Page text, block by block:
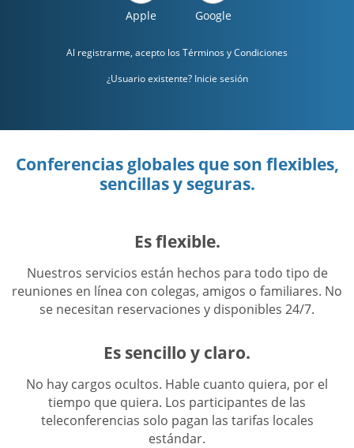
Apple Google
Al registrarme, acepto los Términos y Condiciones
¿Usuario existente? Inicie sesión
Conferencias globales que son flexibles,
sencillas y seguras.
Es flexible.
Nuestros servicios están hechos para todo tipo de
reuniones en línea con colegas, amigos o familiares. No
se necesitan reservaciones y disponibles 24/7.
Es sencillo y claro.
No hay cargos ocultos. Hable cuanto quiera, por el
tiempo que quiera. Los participantes de las
teleconferencias solo pagan las tarifas locales
estándar.